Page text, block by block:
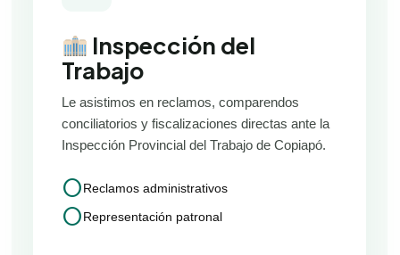
Inspección del
Trabajo
Le asistimos en reclamos, comparendos
conciliatorios y fiscalizaciones directas ante la
Inspección Provincial del Trabajo de Copiapó.
circleReclamos administrativos
circleRepresentación patronal